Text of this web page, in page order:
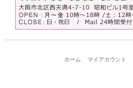
ホーム マイアカウント